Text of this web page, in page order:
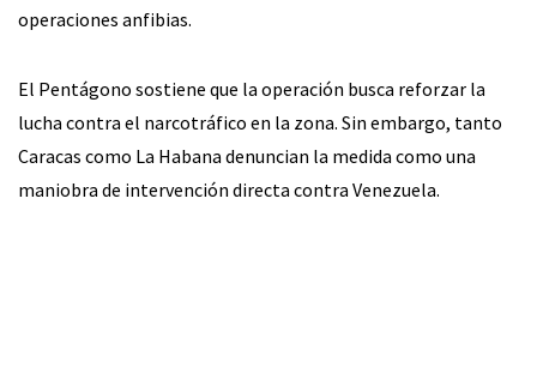
operaciones anfibias.
El Pentágono sostiene que la operación busca reforzar la
lucha contra el narcotráfico en la zona. Sin embargo, tanto
Caracas como La Habana denuncian la medida como una
maniobra de intervención directa contra Venezuela.